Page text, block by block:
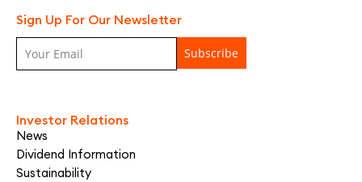
Sign Up For Our Newsletter
Investor Relations
News
Dividend Information
Sustainability